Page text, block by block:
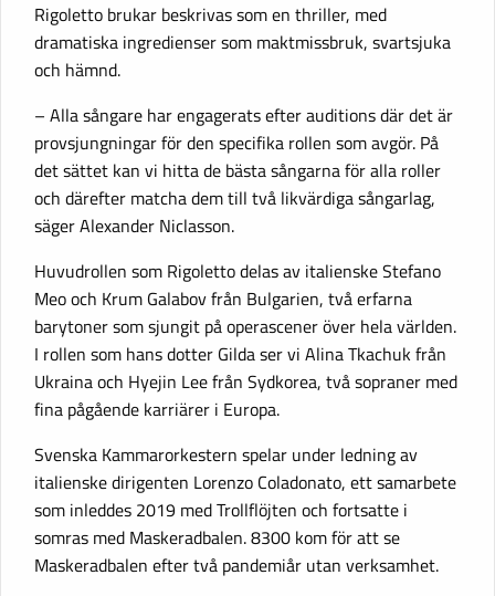
Rigoletto brukar beskrivas som en thriller, med
dramatiska ingredienser som maktmissbruk, svartsjuka
och hämnd.
– Alla sångare har engagerats efter auditions där det är
provsjungningar för den specifika rollen som avgör. På
det sättet kan vi hitta de bästa sångarna för alla roller
och därefter matcha dem till två likvärdiga sångarlag,
säger Alexander Niclasson.
Huvudrollen som Rigoletto delas av italienske Stefano
Meo och Krum Galabov från Bulgarien, två erfarna
barytoner som sjungit på operascener över hela världen.
I rollen som hans dotter Gilda ser vi Alina Tkachuk från
Ukraina och Hyejin Lee från Sydkorea, två sopraner med
fina pågående karriärer i Europa.
Svenska Kammarorkestern spelar under ledning av
italienske dirigenten Lorenzo Coladonato, ett samarbete
som inleddes 2019 med Trollflöjten och fortsatte i
somras med Maskeradbalen. 8300 kom för att se
Maskeradbalen efter två pandemiår utan verksamhet.